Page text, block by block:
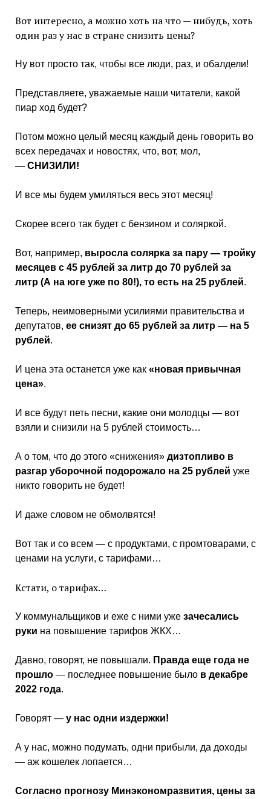
Вот интересно, а можно хоть на что — нибудь, хоть
один раз у нас в стране снизить цены?
Ну вот просто так, чтобы все люди, раз, и обалдели!
Представляете, уважаемые наши читатели, какой
пиар ход будет?
Потом можно целый месяц каждый день говорить во
всех передачах и новостях, что, вот, мол,
— СНИЗИЛИ!
И все мы будем умиляться весь этот месяц!
Скорее всего так будет с бензином и соляркой.
Вот, например, выросла солярка за пару — тройку
месяцев с 45 рублей за литр до 70 рублей за
литр (А на юге уже по 80!), то есть на 25 рублей.
Теперь, неимоверными усилиями правительства и
депутатов, ее снизят до 65 рублей за литр — на 5
рублей.
И цена эта останется уже как «новая привычная
цена».
И все будут петь песни, какие они молодцы — вот
взяли и снизили на 5 рублей стоимость…
А о том, что до этого «снижения» дизтопливо в
разгар уборочной подорожало на 25 рублей уже
никто говорить не будет!
И даже словом не обмолвятся!
Вот так и со всем — с продуктами, с промтоварами, с
ценами на услуги, с тарифами…
Кстати, о тарифах…
У коммунальщиков и еже с ними уже зачесались
руки на повышение тарифов ЖКХ…
Давно, говорят, не повышали. Правда еще года не
прошло— последнее повышение было в декабре
2022 года.
Говорят — у нас одни издержки!
А у нас, можно подумать, одни прибыли, да доходы
— аж кошелек лопается…
Согласно прогнозу Минэкономразвития, цены за